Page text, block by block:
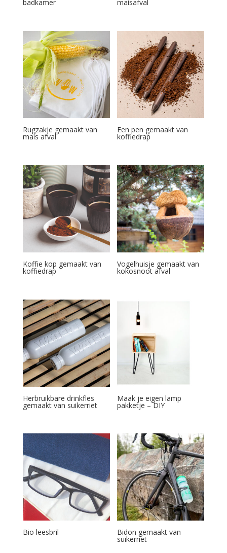
badkamer maisafval
Rugzakje gemaakt van
mais afval
Een pen gemaakt van
koffiedrap
Koffie kop gemaakt van
koffiedrap
Vogelhuisje gemaakt van
kokosnoot afval
Herbruikbare drinkfles
gemaakt van suikerriet
Maak je eigen lamp
pakketje – DIY
Bio leesbril Bidon gemaakt van
suikerriet